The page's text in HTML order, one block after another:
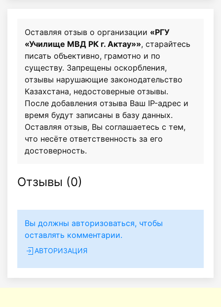
Оставляя отзыв о организации «РГУ
«Училище МВД РК г. Актау»», старайтесь
писать объективно, грамотно и по
существу. Запрещены оскорбления,
отзывы нарушающие законодательство
Казахстана, недостоверные отзывы.
После добавления отзыва Ваш IP-адрес и
время будут записаны в базу данных.
Оставляя отзыв, Вы соглашаетесь с тем,
что несёте ответственность за его
достоверность.
Отзывы (0)
Вы должны авторизоваться, чтобы
оставлять комментарии.
АВТОРИЗАЦИЯ